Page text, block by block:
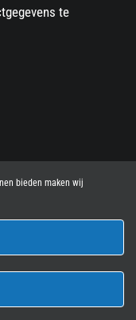
te
• powered
bieden maken wij